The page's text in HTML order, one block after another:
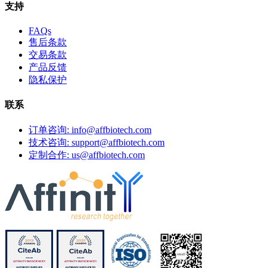
支持
FAQs
售后条款
交易条款
产品反馈
隐私保护
联系
订单咨询: info@affbiotech.com
技术咨询: support@affbiotech.com
定制合作: us@affbiotech.com